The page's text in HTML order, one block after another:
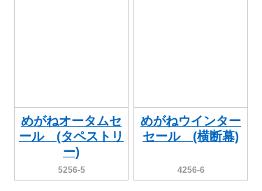
めがねオータムセ
ール (タペストリ
ー)
5256-5
めがねウインター
セール (横断幕)
4256-6